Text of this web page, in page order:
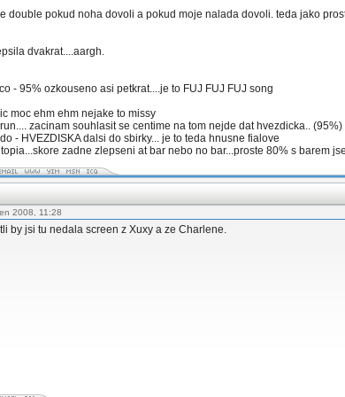
double pokud noha dovoli a pokud moje nalada dovoli. teda jako
dvakrat....aargh.
- 95% ozkouseno asi petkrat....je to FUJ FUJ FUJ song
moc ehm ehm nejake to missy
zacinam souhlasit se centime na tom nejde dat hvezdicka.. (95%)
- HVEZDISKA dalsi do sbirky... je to teda hnusne fialove
zadne zlepseni at bar nebo no bar...proste 80% s barem
2008, 11:28
by jsi tu nedala screen z Xuxy a ze Charlene.